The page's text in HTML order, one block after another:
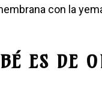
con la
ES DE